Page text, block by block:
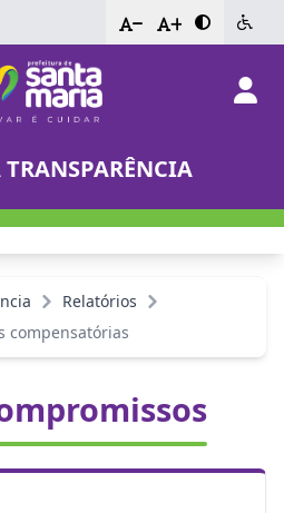
- +
Relatórios
compensatórias